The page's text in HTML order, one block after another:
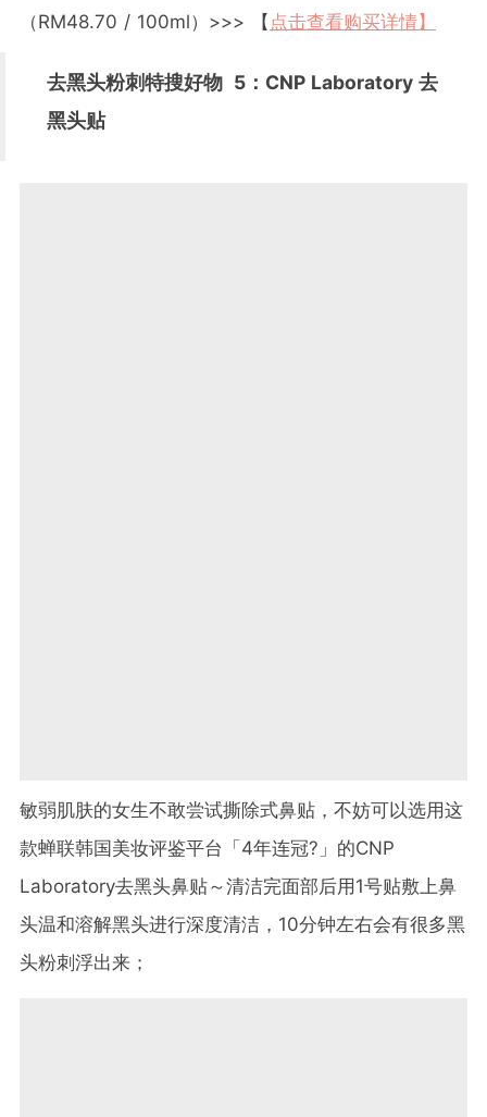
（RM48.70 / 100ml）>>> 【 点击查看购买详情】
去黑头粉刺特搜好物 5 ：CNP Laboratory 去
黑头贴
敏弱肌肤的女生不敢尝试撕除式鼻贴，不妨可以选用这
款蝉联韩国美妆评鉴平台「4年连冠?」的CNP
Laboratory去黑头鼻贴～清洁完面部后用1号贴敷上鼻
头温和溶解黑头进行深度清洁，10分钟左右会有很多黑
头粉刺浮出来；